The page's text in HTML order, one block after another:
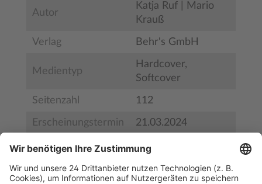
Autor
Katja Ruf | Mario
Krauß
Verlag Behr's GmbH
Medientyp
Hardcover,
Softcover
Seitenzahl 112
Erscheinungstermin 21.03.2024
Bestell-Nr. BS32737
ISBN 978-3-95468-993-4